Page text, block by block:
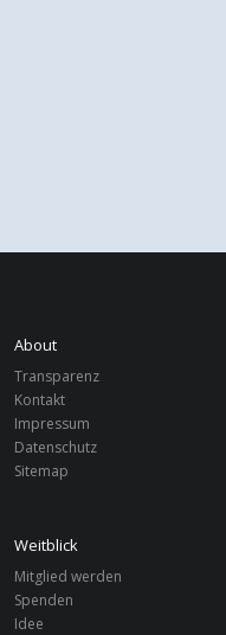
About
Transparenz
Kontakt
Impressum
Datenschutz
Sitemap
Weitblick
Mitglied werden
Spenden
Idee